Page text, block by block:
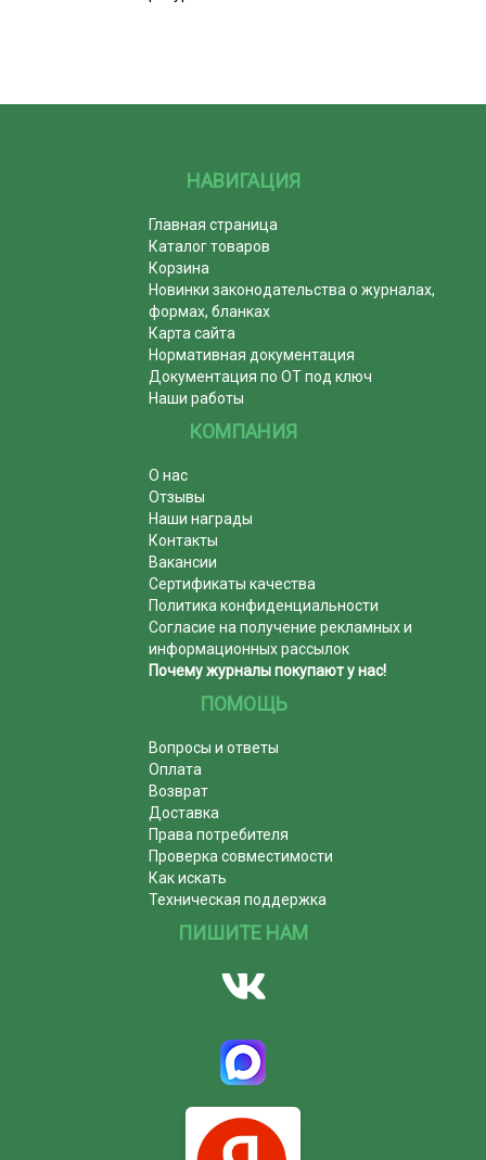
НАВИГАЦИЯ
Главная страница
Каталог товаров
Корзина
Новинки законодательства о журналах,
формах, бланках
Карта сайта
Нормативная документация
Документация по ОТ под ключ
Наши работы
КОМПАНИЯ
О нас
Отзывы
Наши награды
Контакты
Вакансии
Сертификаты качества
Политика конфиденциальности
Согласие на получение рекламных и
информационных рассылок
Почему журналы покупают у нас!
ПОМОЩЬ
Вопросы и ответы
Оплата
Возврат
Доставка
Права потребителя
Проверка совместимости
Как искать
Техническая поддержка
ПИШИТЕ НАМ